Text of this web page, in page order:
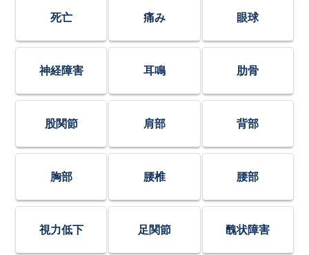
死亡 痛み 眼球
神経障害 耳鳴 肋骨
股関節 肩部 背部
胸部 腰椎 腰部
視力低下 足関節 醜状障害